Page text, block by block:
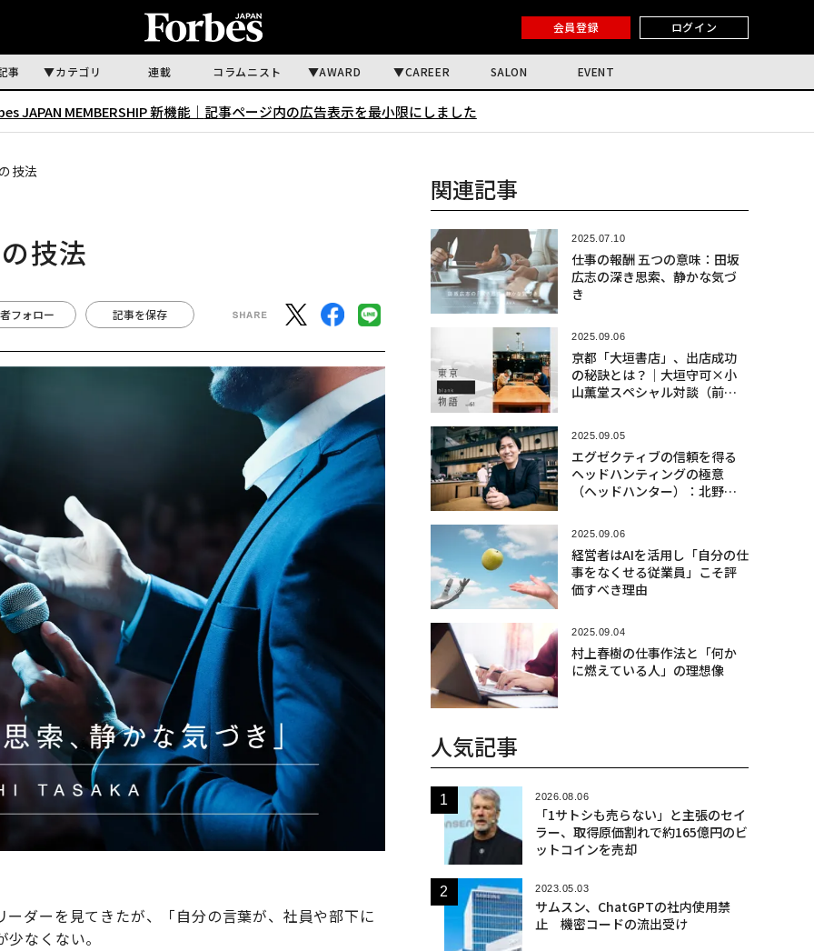
会員登録 ログイン
事 カテゴリ 連載 コラムニスト AWARD CAREER SALON EVENT
JAPAN MEMBERSHIP 新機能｜ 記事ページ内の広告表示を最小限にしました
技法
技法
フォロー 記事を保存
ダーを見てきたが、「自分の言葉が、社員や部下に
なくない。
関連記事
2025.07.10
仕事の報酬 五つの意味：田坂
広志の深き思索、静かな気づ
き
2025.09.06
京都「大垣書店」、出店成功
の秘訣とは？｜大垣守可×小
山薫堂スペシャル対談（前
2025.09.05
エグゼクティブの信頼を得る
ヘッドハンティングの極意
（ヘッドハンター）：北野唯
2025.09.06
経営者はAIを活用し「自分の仕
事をなくせる従業員」こそ評
価すべき理由
2025.09.04
村上春樹の仕事作法と「何か
に燃えている人」の理想像
人気記事
2026.08.06
「1サトシも売らない」と主張のセイ
ラー、取得原価割れで約165億円のビ
ットコインを売却
2023.05.03
サムスン、ChatGPTの社内使用禁
止 機密コードの流出受け